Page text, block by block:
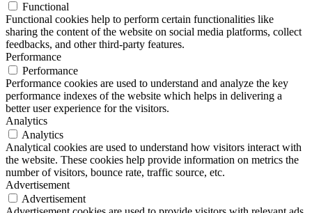
Functional
Functional cookies help to perform certain functionalities like
sharing the content of the website on social media platforms, collect
feedbacks, and other third-party features.
Performance
Performance
Performance cookies are used to understand and analyze the key
performance indexes of the website which helps in delivering a
better user experience for the visitors.
Analytics
Analytics
Analytical cookies are used to understand how visitors interact with
the website. These cookies help provide information on metrics the
number of visitors, bounce rate, traffic source, etc.
Advertisement
Advertisement